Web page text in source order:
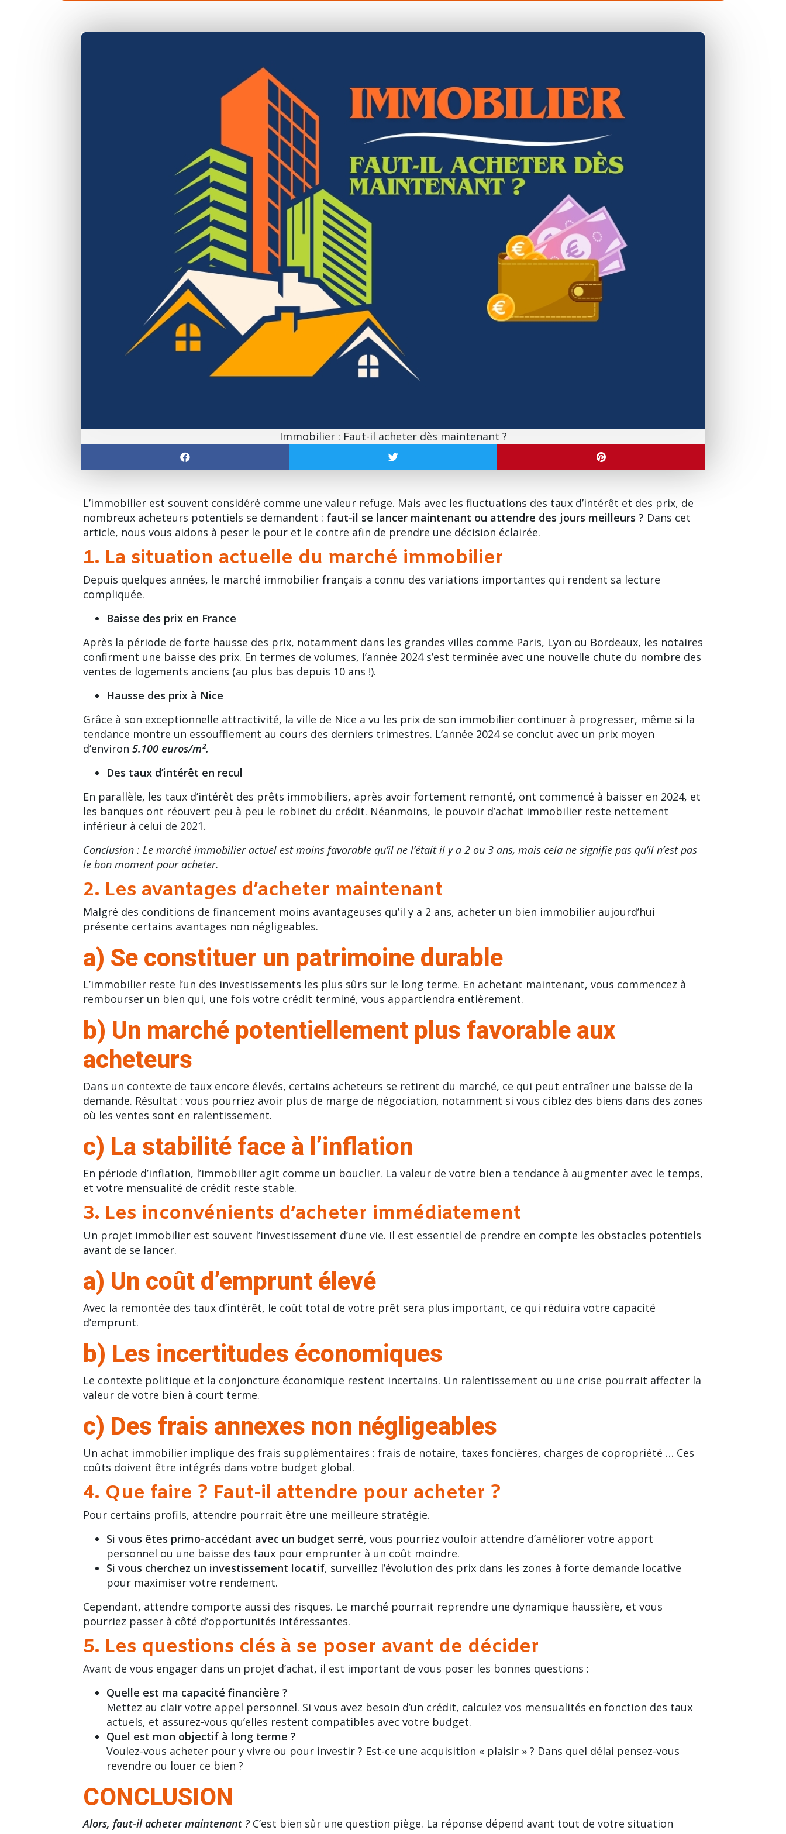
Immobilier : Faut-il acheter dès maintenant ?
L’immobilier est souvent considéré comme une valeur refuge. Mais avec les fluctuations des taux d’intérêt et des prix, de
nombreux acheteurs potentiels se demandent : faut-il se lancer maintenant ou attendre des jours meilleurs ? Dans cet
article, nous vous aidons à peser le pour et le contre afin de prendre une décision éclairée.
1. La situation actuelle du marché immobilier
Depuis quelques années, le marché immobilier français a connu des variations importantes qui rendent sa lecture
compliquée.
Baisse des prix en France
Après la période de forte hausse des prix, notamment dans les grandes villes comme Paris, Lyon ou Bordeaux, les notaires
confirment une baisse des prix. En termes de volumes, l’année 2024 s’est terminée avec une nouvelle chute du nombre des
ventes de logements anciens (au plus bas depuis 10 ans !).
Hausse des prix à Nice
Grâce à son exceptionnelle attractivité, la ville de Nice a vu les prix de son immobilier continuer à progresser, même si la
tendance montre un essoufflement au cours des derniers trimestres. L’année 2024 se conclut avec un prix moyen
d’environ 5.100 euros/m².
Des taux d’intérêt en recul
En parallèle, les taux d’intérêt des prêts immobiliers, après avoir fortement remonté, ont commencé à baisser en 2024, et
les banques ont réouvert peu à peu le robinet du crédit. Néanmoins, le pouvoir d’achat immobilier reste nettement
inférieur à celui de 2021.
Conclusion : Le marché immobilier actuel est moins favorable qu’il ne l’était il y a 2 ou 3 ans, mais cela ne signifie pas qu’il n’est pas
le bon moment pour acheter.
2. Les avantages d’acheter maintenant
Malgré des conditions de financement moins avantageuses qu’il y a 2 ans, acheter un bien immobilier aujourd’hui
présente certains avantages non négligeables.
a) Se constituer un patrimoine durable
L’immobilier reste l’un des investissements les plus sûrs sur le long terme. En achetant maintenant, vous commencez à
rembourser un bien qui, une fois votre crédit terminé, vous appartiendra entièrement.
b) Un marché potentiellement plus favorable aux
acheteurs
Dans un contexte de taux encore élevés, certains acheteurs se retirent du marché, ce qui peut entraîner une baisse de la
demande. Résultat : vous pourriez avoir plus de marge de négociation, notamment si vous ciblez des biens dans des zones
où les ventes sont en ralentissement.
c) La stabilité face à l’inflation
En période d’inflation, l’immobilier agit comme un bouclier. La valeur de votre bien a tendance à augmenter avec le temps,
et votre mensualité de crédit reste stable.
3. Les inconvénients d’acheter immédiatement
Un projet immobilier est souvent l’investissement d’une vie. Il est essentiel de prendre en compte les obstacles potentiels
avant de se lancer.
a) Un coût d’emprunt élevé
Avec la remontée des taux d’intérêt, le coût total de votre prêt sera plus important, ce qui réduira votre capacité
d’emprunt.
b) Les incertitudes économiques
Le contexte politique et la conjoncture économique restent incertains. Un ralentissement ou une crise pourrait affecter la
valeur de votre bien à court terme.
c) Des frais annexes non négligeables
Un achat immobilier implique des frais supplémentaires : frais de notaire, taxes foncières, charges de copropriété … Ces
coûts doivent être intégrés dans votre budget global.
4. Que faire ? Faut-il attendre pour acheter ?
Pour certains profils, attendre pourrait être une meilleure stratégie.
Si vous êtes primo-accédant avec un budget serré, vous pourriez vouloir attendre d’améliorer votre apport
personnel ou une baisse des taux pour emprunter à un coût moindre.
Si vous cherchez un investissement locatif, surveillez l’évolution des prix dans les zones à forte demande locative
pour maximiser votre rendement.
Cependant, attendre comporte aussi des risques. Le marché pourrait reprendre une dynamique haussière, et vous
pourriez passer à côté d’opportunités intéressantes.
5. Les questions clés à se poser avant de décider
Avant de vous engager dans un projet d’achat, il est important de vous poser les bonnes questions :
Quelle est ma capacité financière ?
Mettez au clair votre appel personnel. Si vous avez besoin d’un crédit, calculez vos mensualités en fonction des taux
actuels, et assurez-vous qu’elles restent compatibles avec votre budget.
Quel est mon objectif à long terme ?
Voulez-vous acheter pour y vivre ou pour investir ? Est-ce une acquisition « plaisir » ? Dans quel délai pensez-vous
revendre ou louer ce bien ?
CONCLUSION
Alors, faut-il acheter maintenant ?C’est bien sûr une question piège. La réponse dépend avant tout de votre situation